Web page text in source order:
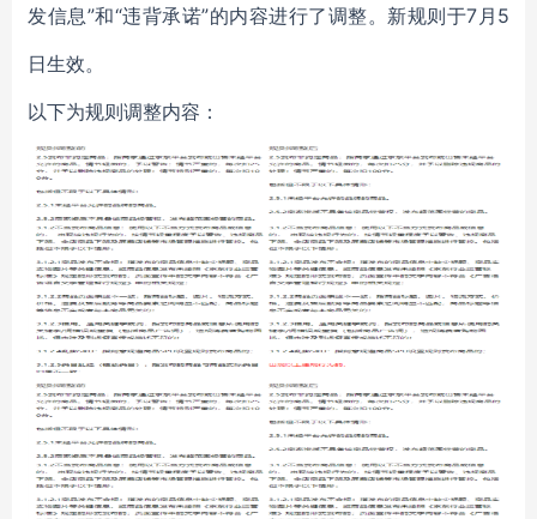
发信息”和“违背承诺”的内容进行了调整。新规则于7月5
日生效。
以下为规则调整内容：